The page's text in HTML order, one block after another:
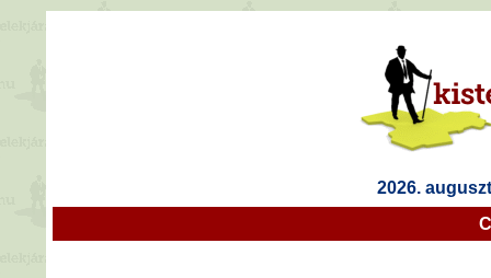
2026.